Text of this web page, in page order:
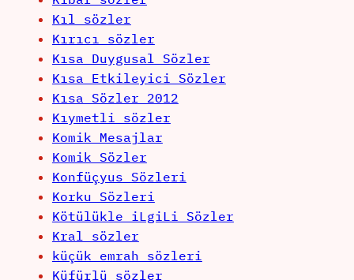
Kıl sözler
Kırıcı sözler
Kısa Duygusal Sözler
Kısa Etkileyici Sözler
Kısa Sözler 2012
Kıymetli sözler
Komik Mesajlar
Komik Sözler
Konfüçyus Sözleri
Korku Sözleri
Kötülükle iLgiLi Sözler
Kral sözler
küçük emrah sözleri
Küfürlü sözler